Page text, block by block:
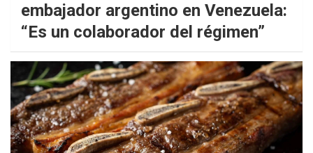
embajador argentino en Venezuela:
“Es un colaborador del régimen”